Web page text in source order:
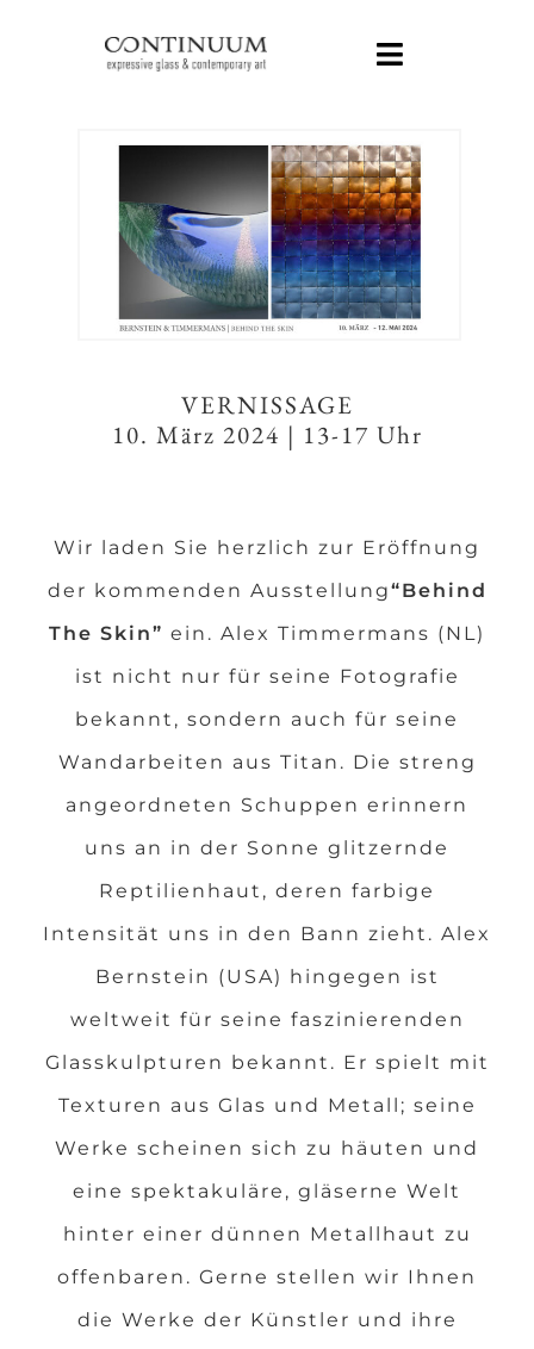
Toggle
KÜNSTLER
AUSSTELLUNGEN
VERNISSAGE
10. März 2024 | 13-17 Uhr
Wir laden Sie herzlich zur Eröffnung
der kommenden Ausstellung“Behind
The Skin” ein. Alex Timmermans (NL)
ist nicht nur für seine Fotografie
bekannt, sondern auch für seine
Wandarbeiten aus Titan. Die streng
angeordneten Schuppen erinnern
uns an in der Sonne glitzernde
Reptilienhaut, deren farbige
Intensität uns in den Bann zieht. Alex
Bernstein (USA) hingegen ist
weltweit für seine faszinierenden
Glasskulpturen bekannt. Er spielt mit
Texturen aus Glas und Metall; seine
Werke scheinen sich zu häuten und
eine spektakuläre, gläserne Welt
hinter einer dünnen Metallhaut zu
offenbaren. Gerne stellen wir Ihnen
die Werke der Künstler und ihre